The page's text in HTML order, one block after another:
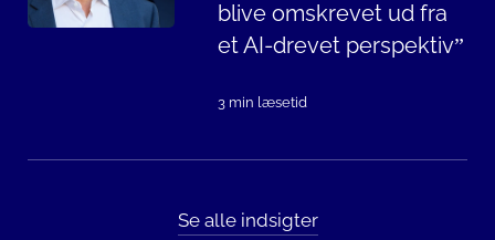
blive omskrevet ud fra
et AI-drevet perspektiv”
3 min læsetid
Se alle indsigter